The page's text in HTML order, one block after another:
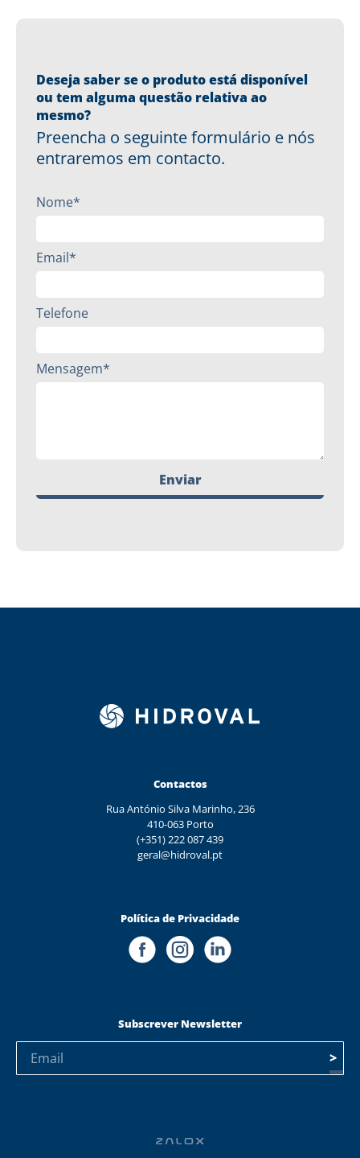
Deseja saber se o produto está disponível
ou tem alguma questão relativa ao
mesmo?
Preencha o seguinte formulário e nós
entraremos em contacto.
Nome*
Email*
Telefone
Mensagem*
Enviar
Contactos
Rua António Silva Marinho, 236
410-063 Porto
(+351) 222 087 439
geral@hidroval.pt
Política de Privacidade
Subscrever Newsletter
>